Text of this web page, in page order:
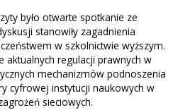
było otwarte spotkanie ze
stanowiły zagadnienia
w szkolnictwie wyższym.
aktualnych regulacji prawnych w
mechanizmów podnoszenia
cyfrowej instytucji naukowych w
sieciowych.